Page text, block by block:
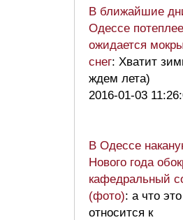
В ближайшие
Одессе
ожидается
снег: Хватит
ждем лета)
2016-01-03
В Одессе
Нового года
кафедральный
(фото): а что
относится к